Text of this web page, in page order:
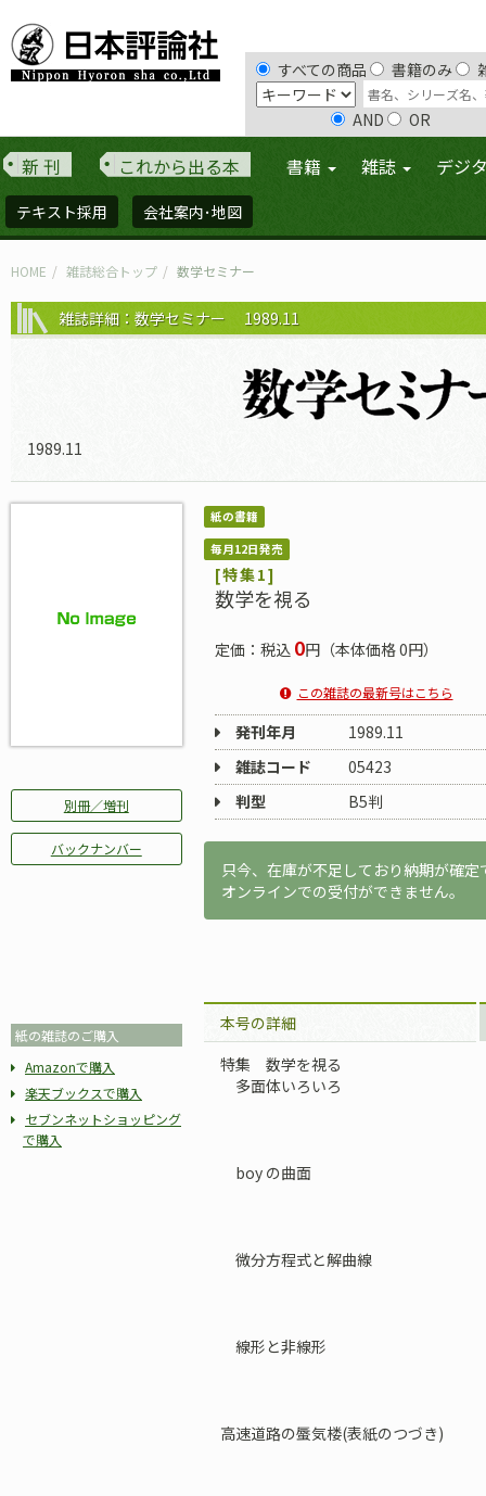
すべての商品 書籍のみ
AND OR
新 刊 これから出る本 書籍 雑誌 デジ
テキスト採用 会社案内･地図
HOME 雑誌総合トップ 数学セミナー
雑誌詳細：数学セミナー 1989.11
1989.11
別冊／増刊
バックナンバー
紙の書籍
毎月12日発売
[特集1]
数学を視る
定価：税込 0円（本体価格 0円）
この雑誌の最新号はこちら
発刊年月
1989.11
雑誌コード
05423
判型
B5判
只今、在庫が不足しており納期が確定
オンラインでの受付ができません。
紙の雑誌のご購入
Amazonで購入
楽天ブックスで購入
セブンネットショッピング
で購入
本号の詳細
特集 数学を視る
多面体いろいろ
boy の曲面
微分方程式と解曲線
線形と非線形
高速道路の蜃気楼(表紙のつづき)